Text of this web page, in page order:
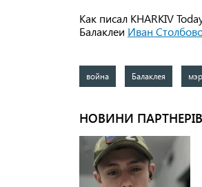
Как писал KHARKIV
Балаклеи Иван
война Балаклея мэр